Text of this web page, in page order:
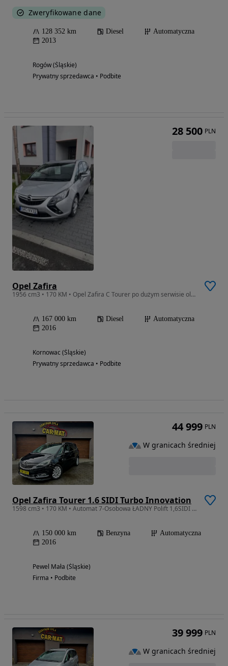
Zweryfikowane dane
128 352 km Diesel
Automatyczna
2013
Rogów (Śląskie)
Prywatny sprzedawca • Podbite
Opel Zafira
1956 cm3 • 170 KM • Opel Zafira C Tourer po dużym serwisie olejowym
167 000 km Diesel
Automatyczna
2016
Kornowac (Śląskie)
Prywatny sprzedawca • Podbite
28 500 PLN
Opel Zafira Tourer 1.6 SIDI Turbo Innovation
1598 cm3 • 170 KM • Automat 7-Osobowa ŁADNY Polift 1,6SIDI 170ps Gwarancja 6m
150 000 km Benzyna
Automatyczna
2016
Pewel Mała (Śląskie)
Firma • Podbite
44 999 PLN
W granicach średniej
39 999 PLN
W granicach średniej